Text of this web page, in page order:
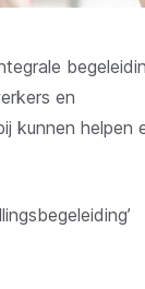
en
kunnen helpen